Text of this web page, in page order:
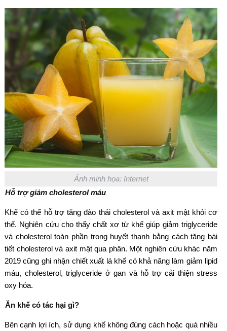
Ảnh minh họa: Internet
Hỗ trợ giảm cholesterol máu
Khế có thể hỗ trợ tăng đào thải cholesterol và axit mật khỏi cơ
thể. Nghiên cứu cho thấy chất xơ từ khế giúp giảm triglyceride
và cholesterol toàn phần trong huyết thanh bằng cách tăng bài
tiết cholesterol và axit mật qua phân. Một nghiên cứu khác năm
2019 cũng ghi nhận chiết xuất lá khế có khả năng làm giảm lipid
máu, cholesterol, triglyceride ở gan và hỗ trợ cải thiện stress
oxy hóa.
Ăn khế có tác hại gì?
Bên cạnh lợi ích, sử dụng khế không đúng cách hoặc quá nhiều